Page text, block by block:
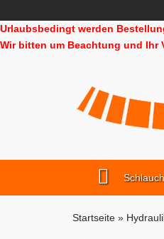
Urlaubsbedingt werden
Wir bitten um Beachtung und Ihr
Startseite »